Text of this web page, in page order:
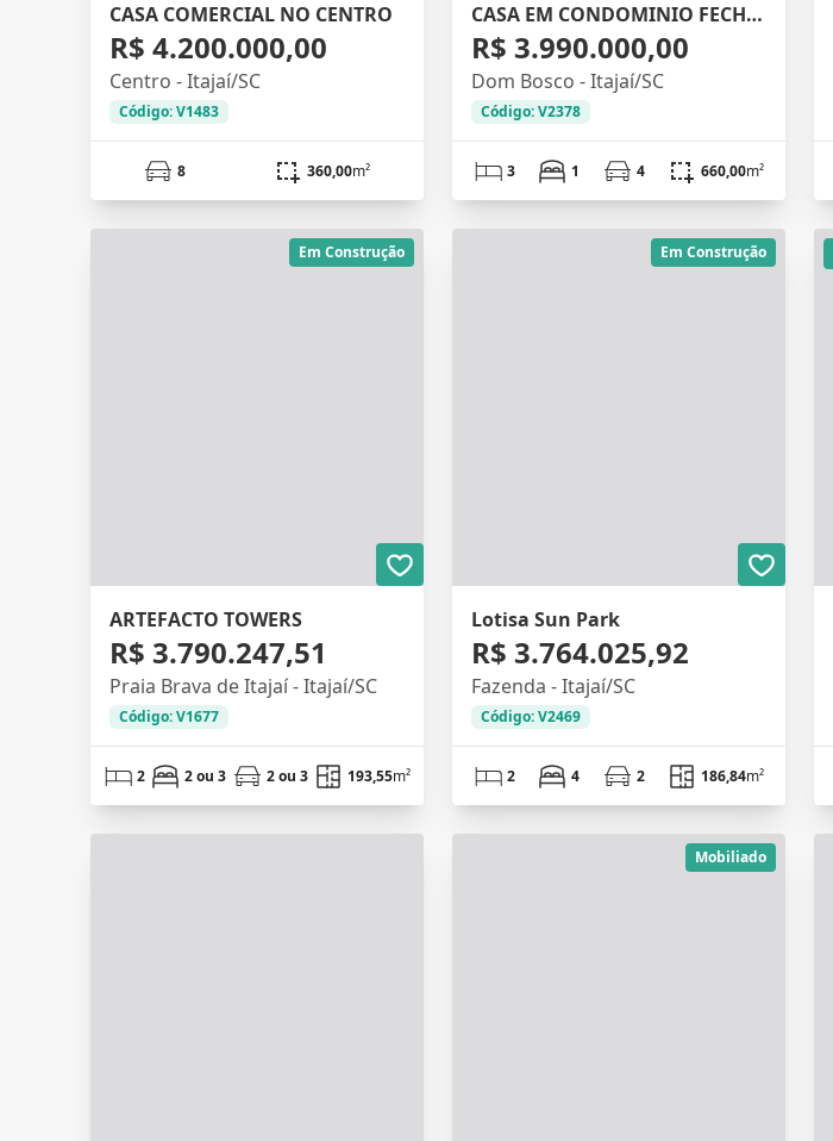
CASA COMERCIAL NO CENTRO
R$ 4.200.000,00
Centro - Itajaí/SC
Código: V1483
8 360,00m²
CASA EM CONDOMINIO FECHADO
R$ 3.990.000,00
Dom Bosco - Itajaí/SC
Código: V2378
3 1 4 660,00m²
Em Construção
ARTEFACTO TOWERS
R$ 3.790.247,51
Praia Brava de Itajaí - Itajaí/SC
Código: V1677
2 2 ou 3 2 ou 3 193,55m²
Em Construção
Lotisa Sun Park
R$ 3.764.025,92
Fazenda - Itajaí/SC
Código: V2469
2 4 2 186,84m²
Mobiliado